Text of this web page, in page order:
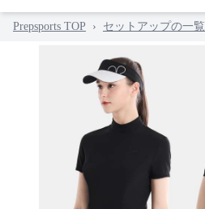
Prepsports TOP › セットアップの一覧